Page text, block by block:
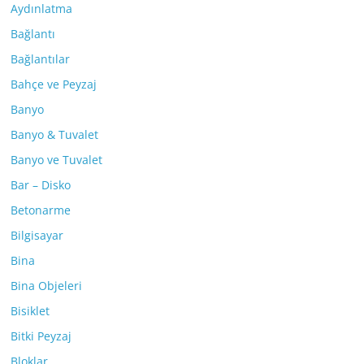
Aydınlatma
Bağlantı
Bağlantılar
Bahçe ve Peyzaj
Banyo
Banyo & Tuvalet
Banyo ve Tuvalet
Bar – Disko
Betonarme
Bilgisayar
Bina
Bina Objeleri
Bisiklet
Bitki Peyzaj